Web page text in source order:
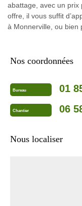
abattage, avec un prix
offre, il vous suffit
à Monnerville, ou bien
Nos coordonnées
Bureau 01
Chantier 06
Nous localiser